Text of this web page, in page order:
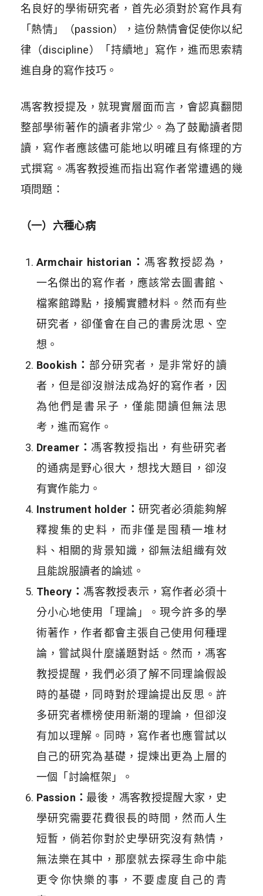
名良好的學術研究者，首先必須對於寫作具有
「熱情」（passion），這份熱情會促使你以紀
律（discipline）「持續地」寫作，進而思索精
進自身的寫作技巧。
馮客教授提及，就現實層面而言，會認真翻閱
整部學術著作的讀者非常少。為了鼓勵讀者閱
讀，寫作者應該儘可能地以明確且有條理的方
式撰寫。馮客教授進而指出寫作者常遭遇的幾
項問題：
（一）六種心病
Armchair historian： 馮客教授認為，
一名傑出的寫作者，應該常去圖書館、
檔案館蹲點，接觸實體材料。然而有些
研究者，卻僅會在自己的書房沈思、空
想。
Bookish： 部分研究者，是非常好的讀
者，但是卻沒辦法成為好的寫作者，因
為他們是書呆子，僅能閱讀但無法思
考，進而寫作。
Dreamer： 馮客教授指出，有些研究者
的通病是野心很大，想找大題目，卻沒
有實作能力。
Instrument holder： 研究者必須能夠解
釋搜集的史料，而非僅是囤積一堆材
料、相關的背景知識，卻無法組織有效
且能說服讀者的論述。
Theory： 馮客教授表示，寫作者必須十
分小心地使用「理論」。現今許多的學
術著作，作者都會主張自己使用何種理
論，嘗試與什麼議題對話。然而，馮客
教授提醒，我們必須了解不同理論假設
時的基礎，同時對於理論提出反思。許
多研究者標榜使用新潮的理論，但卻沒
有加以理解。同時，寫作者也應嘗試以
自己的研究為基礎，提煉出更為上層的
一個「討論框架」。
Passion： 最後，馮客教授提醒大家，史
學研究需要花費很長的時間，然而人生
短暫，倘若你對於史學研究沒有熱情，
無法樂在其中，那麼就去探尋生命中能
更令你快樂的事，不要虛度自己的青